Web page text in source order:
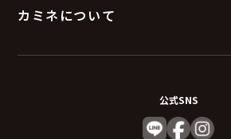
カミネについて
公式SNS